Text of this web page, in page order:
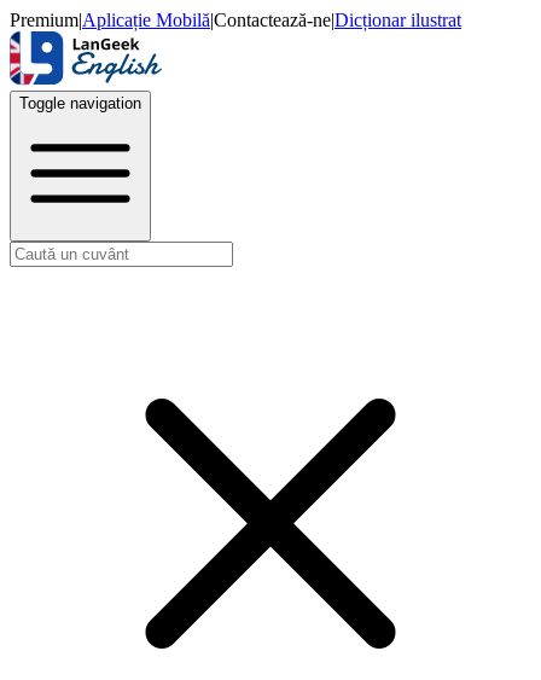
Premium|Aplicație Mobilă|Contactează-ne|Dicționar ilustrat
Toggle navigation